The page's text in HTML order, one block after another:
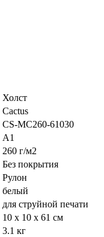
Холст
Cactus
CS-MC260-61030
A1
260 г/­м2
Без покрытия
Рулон
белый
для струйной печати
10 x 10 x 61 см
3.1 кг